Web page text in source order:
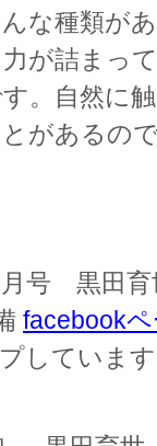
な種類が
が詰まっ
。自然に
があるの
号 黒田育
facebook
していま